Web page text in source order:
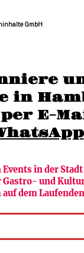
in
in der
Gastro- und
dem
GmbH
Verlag